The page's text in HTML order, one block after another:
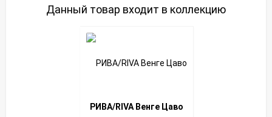
Данный товар входит в коллекцию
РИВА/RIVA Венге Цаво